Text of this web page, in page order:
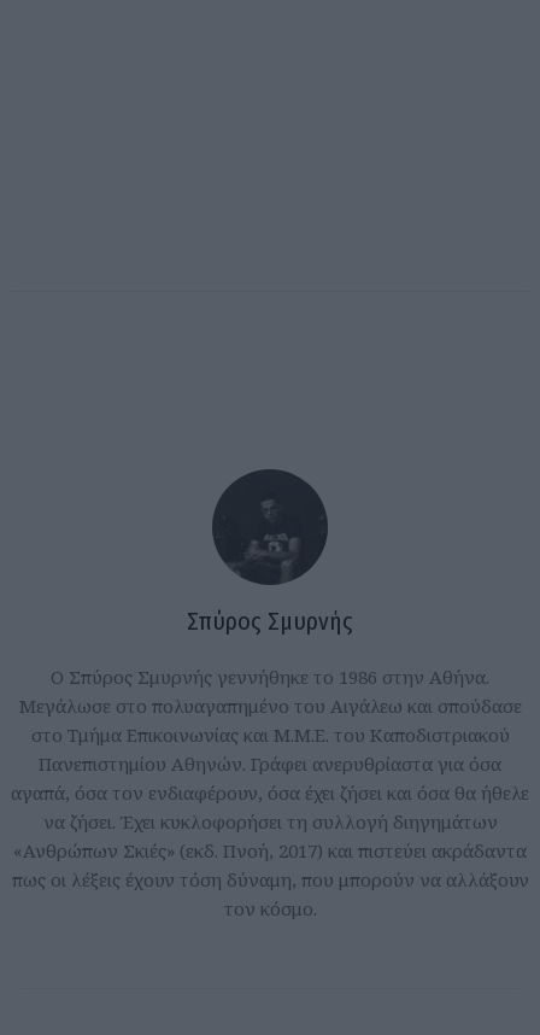
Σπύρος Σμυρνής
Ο Σπύρος Σμυρνής γεννήθηκε το 1986 στην Αθήνα.
Μεγάλωσε στο πολυαγαπημένο του Αιγάλεω και σπούδασε
στο Τμήμα Επικοινωνίας και Μ.Μ.Ε. του Καποδιστριακού
Πανεπιστημίου Αθηνών. Γράφει ανερυθρίαστα για όσα
αγαπά, όσα τον ενδιαφέρουν, όσα έχει ζήσει και όσα θα ήθελε
να ζήσει. Έχει κυκλοφορήσει τη συλλογή διηγημάτων
«Ανθρώπων Σκιές» (εκδ. Πνοή, 2017) και πιστεύει ακράδαντα
πως οι λέξεις έχουν τόση δύναμη, που μπορούν να αλλάξουν
τον κόσμο.